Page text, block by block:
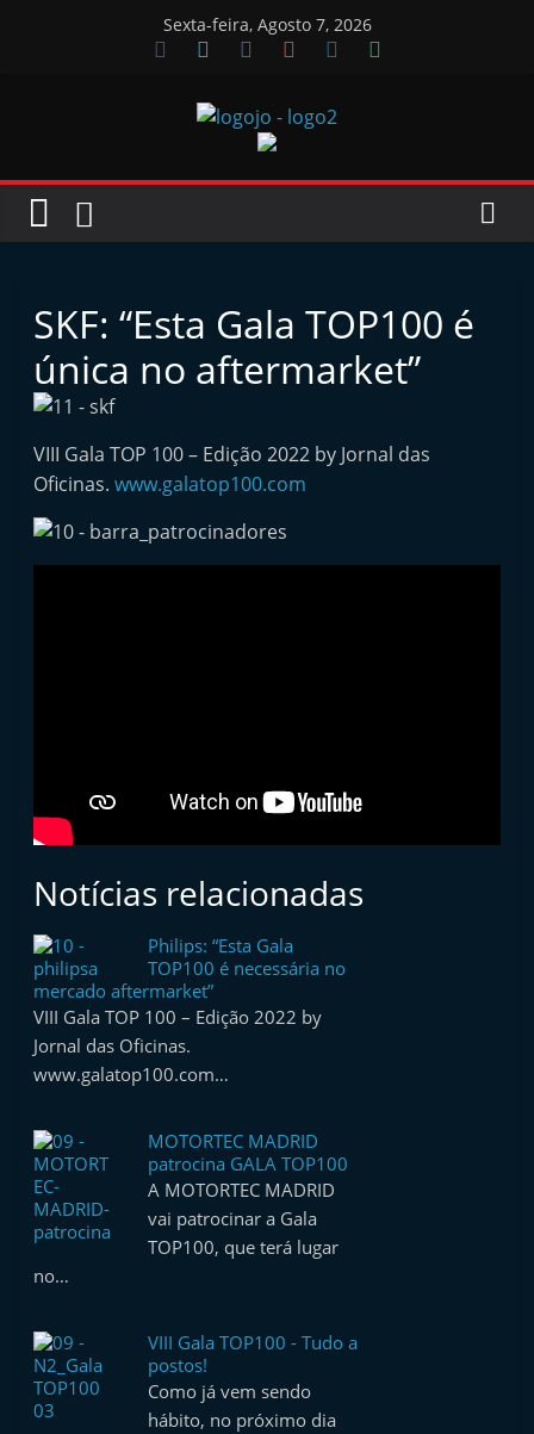
Sexta-feira, Agosto 7, 2026
Jornal
Oficinas
o
n
a
n
t
d
o
A
t
r
m
a
r
t
A
u
SKF: “Esta Gala TOP100 é
única no aftermarket”
VIII Gala TOP 100 – Edição 2022 by Jornal das
Oficinas.www.galatop100.com
Notícias relacionadas
Philips: “Esta Gala
TOP100 é necessária no
mercado aftermarket”
VIII Gala TOP 100 – Edição 2022 by
Jornal das Oficinas.
www.galatop100.com…
MOTORTEC MADRID
patrocina GALA TOP100
A MOTORTEC MADRID
vai patrocinar a Gala
TOP100, que terá lugar
no…
VIII Gala TOP100 - Tudo a
postos!
Como já vem sendo
hábito, no próximo dia